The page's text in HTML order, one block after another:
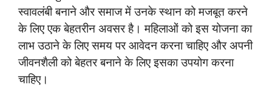
स्वावलंबी बनाने और समाज में उनके स्थान को मजबूत करने
के लिए एक बेहतरीन अवसर है। महिलाओं को इस योजना का
लाभ उठाने के लिए समय पर आवेदन करना चाहिए और अपनी
जीवनशैली को बेहतर बनाने के लिए इसका उपयोग करना
चाहिए।